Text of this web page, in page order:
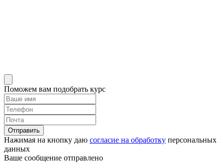
Поможем вам подобрать курс
Отправить
Нажимая на кнопку даю согласие на обработку персональных
данных
Ваше сообщение отправлено